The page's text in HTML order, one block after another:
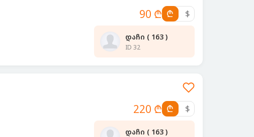
90 ₾ ₾ $
დაჩი ( 163 )
ID 32
220 ₾ ₾ $
დაჩი ( 163 )